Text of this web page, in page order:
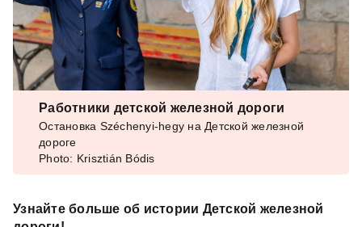
Работники детской железной дороги
Остановка Széchenyi-hegy на Детской железной
дороге
Photo: Krisztián Bódis
Узнайте больше об истории Детской железной